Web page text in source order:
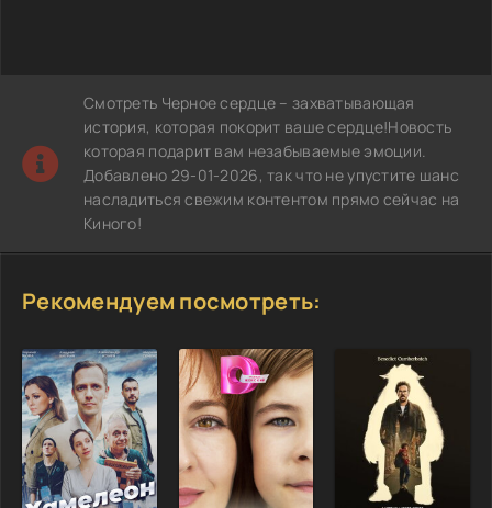
Смотреть Черное сердце – захватывающая
история, которая покорит ваше сердце!Новость
которая подарит вам незабываемые эмоции.
Добавлено 29-01-2026, так что не упустите шанс
насладиться свежим контентом прямо сейчас на
Киного!
Рекомендуем посмотреть: